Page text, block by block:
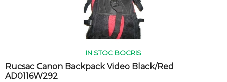
IN STOC BOCRIS
Rucsac Canon Backpack Video Black/Red
AD0116W292